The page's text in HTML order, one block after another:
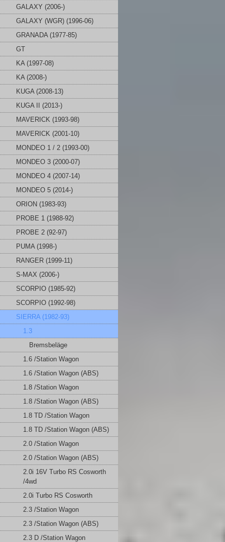
GALAXY (2006-)
GALAXY (WGR) (1996-06)
GRANADA (1977-85)
GT
KA (1997-08)
KA (2008-)
KUGA (2008-13)
KUGA II (2013-)
MAVERICK (1993-98)
MAVERICK (2001-10)
MONDEO 1 / 2 (1993-00)
MONDEO 3 (2000-07)
MONDEO 4 (2007-14)
MONDEO 5 (2014-)
ORION (1983-93)
PROBE 1 (1988-92)
PROBE 2 (92-97)
PUMA (1998-)
RANGER (1999-11)
S-MAX (2006-)
SCORPIO (1985-92)
SCORPIO (1992-98)
SIERRA (1982-93)
1.3
Bremsbeläge
1.6 /Station Wagon
1.6 /Station Wagon (ABS)
1.8 /Station Wagon
1.8 /Station Wagon (ABS)
1.8 TD /Station Wagon
1.8 TD /Station Wagon (ABS)
2.0 /Station Wagon
2.0 /Station Wagon (ABS)
2.0i 16V Turbo RS Cosworth
/4wd
2.0i Turbo RS Cosworth
2.3 /Station Wagon
2.3 /Station Wagon (ABS)
2.3 D /Station Wagon